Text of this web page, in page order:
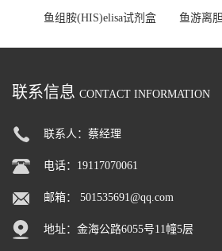
鱼组胺(HIS)elisa试剂盒 鱼游离
联系信息 CONTACT INFORMATION
联系人：蔡经理
电话：19117070061
邮箱： 501535691@qq.com
地址：金海公路6055号11幢5层